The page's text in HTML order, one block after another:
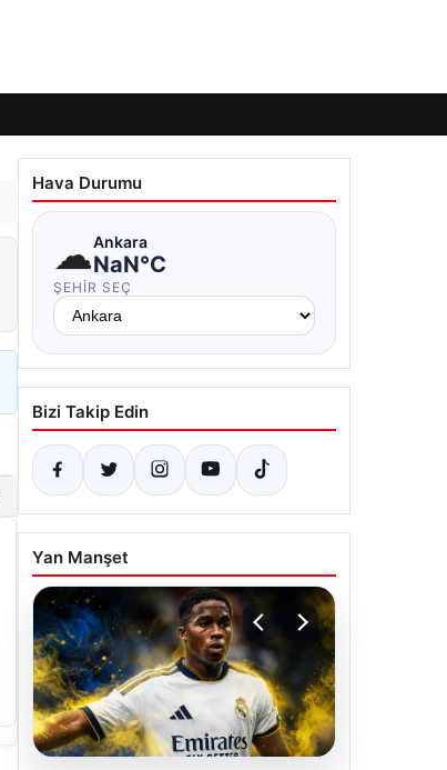
Hava Durumu
☁Ankara
NaN°C
ŞEHIR SEÇ
Bizi Takip Edin
Yan Manşet